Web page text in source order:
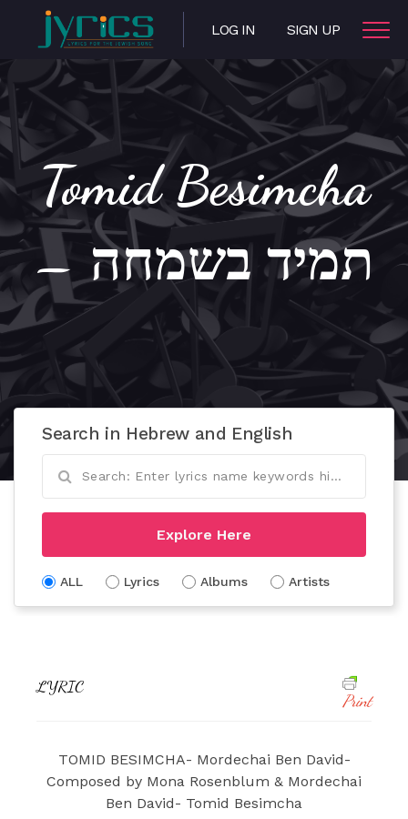
LOG IN SIGN UP
Tomid Besimcha
– תמיד בשמחה
Search in Hebrew and English
Explore Here
ALL Lyrics Albums Artists
LYRIC
Print
TOMID BESIMCHA- Mordechai Ben David-
Composed by Mona Rosenblum & Mordechai
Ben David- Tomid Besimcha